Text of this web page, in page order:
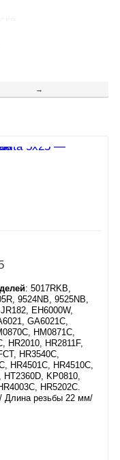
696ZZ
шайба 15
48
подшипника
M5X18
кольце
GA6021
M5x16
кожух GA6021
→
: 5017RKB,
9524NB, 9525NB,
EH6000W,
GA6021C,
HM0871C,
HR2010, HR2811F,
HR3540C,
HR4501C, HR4510C,
HT2360D, KP0810,
HR5202C.
Длина резьбы 22 мм/